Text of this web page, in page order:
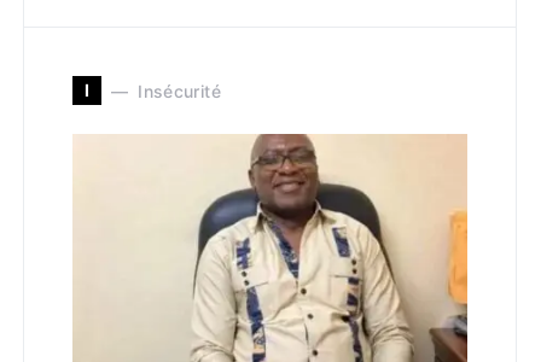
I Insécurité